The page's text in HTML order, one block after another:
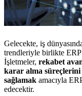
Gelecekte, iş
trendleriyle birlikte ERP
İşletmeler, rekabet
karar alma
sağlamak amacıyla
edecektir.